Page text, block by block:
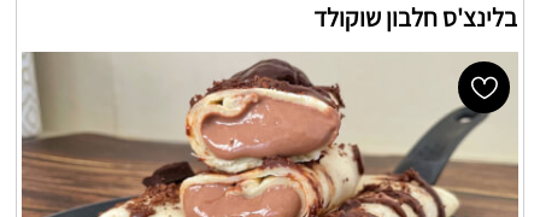
בלינצ'ס חלבון שוקולד